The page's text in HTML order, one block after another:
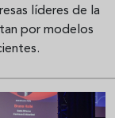
líderes de la
por modelos